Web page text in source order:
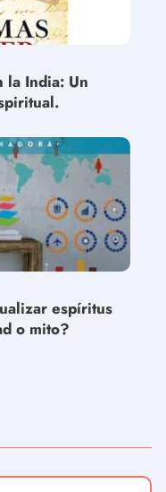
la India: Un
espíritus
o mito?